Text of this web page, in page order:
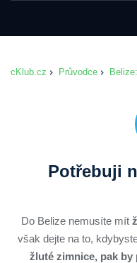
cKlub.cz Průvodce
Potřebuji
Do Belize nemusíte mít
však dejte na to,
žluté zimnice, pak by